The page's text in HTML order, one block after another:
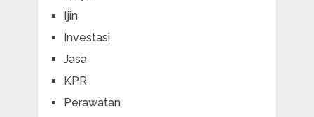
Ijin
Investasi
Jasa
KPR
Perawatan